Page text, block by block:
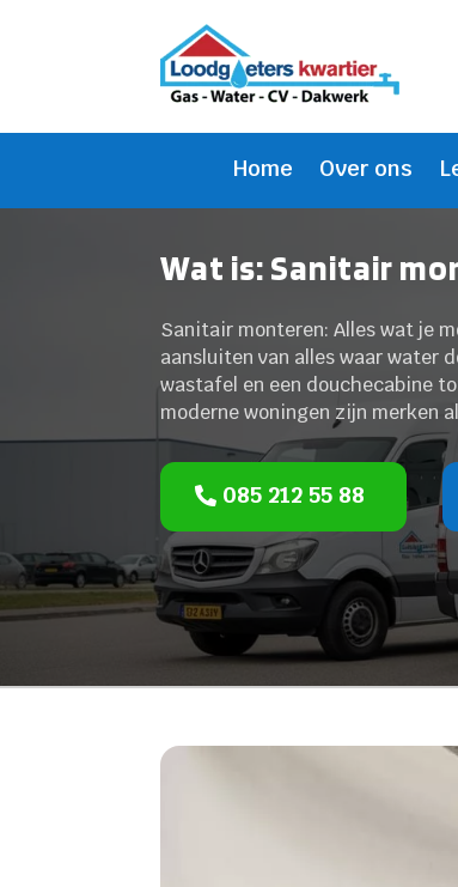
Home Over ons
Wat is: Sanitair
Sanitair monteren: Alles wat je
aansluiten van alles waar water
wastafel en een douchecabine
moderne woningen zijn merken
085 212 55 88